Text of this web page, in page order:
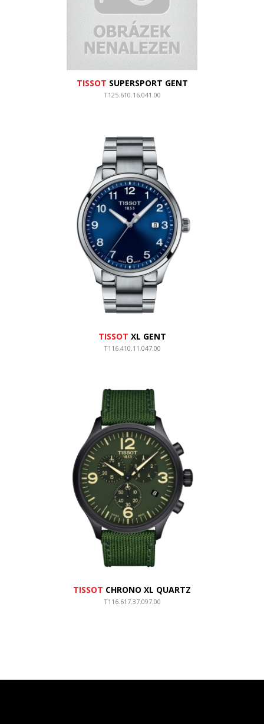
TISSOT SUPERSPORT GENT
T125.610.16.041.00
TISSOT XL GENT
T116.410.11.047.00
TISSOT CHRONO XL QUARTZ
T116.617.37.097.00